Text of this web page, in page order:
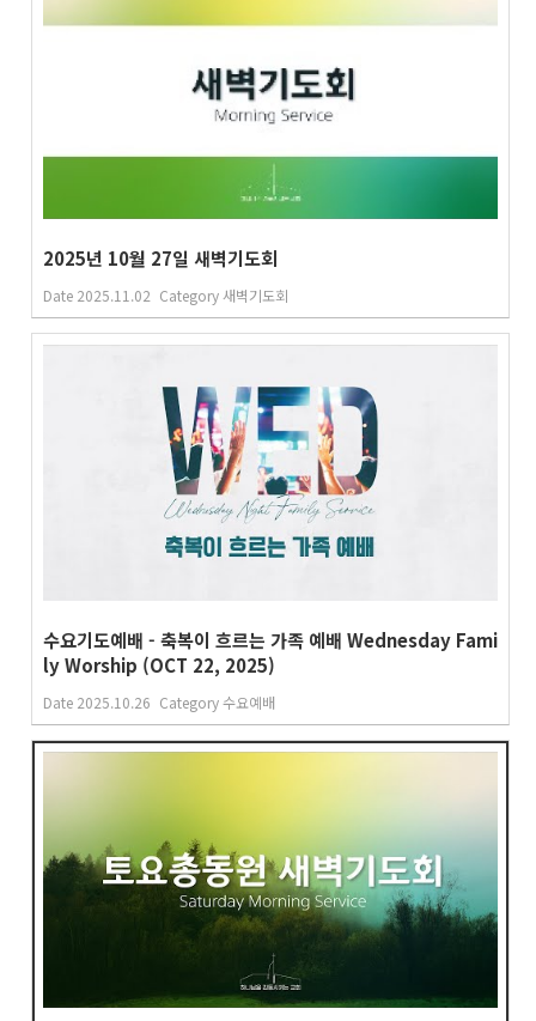
2025년 10월 27일 새벽기도회
Date 2025.11.02 Category새벽기도회
수요기도예배 - 축복이 흐르는 가족 예배 Wednesday Fami
ly Worship (OCT 22, 2025)
Date 2025.10.26 Category수요예배